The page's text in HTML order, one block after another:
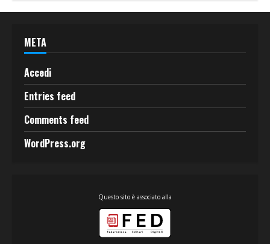
META
Accedi
Entries feed
Comments feed
WordPress.org
Questo sito è associato alla